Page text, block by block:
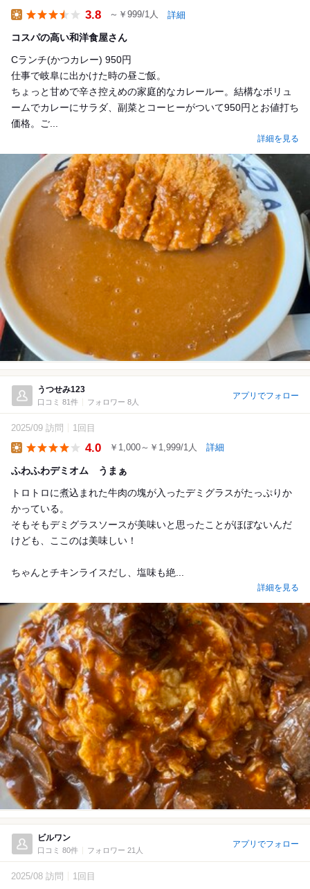
3.8 ～￥999/1人 詳細
コスパの高い和洋食屋さん
Cランチ(かつカレー) 950円
仕事で岐阜に出かけた時の昼ご飯。
ちょっと甘めで辛さ控えめの家庭的なカレールー。結構なボリュ
ームでカレーにサラダ、副菜とコーヒーがついて950円とお値打ち
価格。ご...
詳細を見る
うつせみ123
口コミ 81件 フォロワー 8人
アプリでフォロー
2025/09 訪問 1回目
4.0 ￥1,000～￥1,999/1人 詳細
ふわふわデミオム うまぁ
トロトロに煮込まれた牛肉の塊が入ったデミグラスがたっぷりか
かっている。
そもそもデミグラスソースが美味いと思ったことがほぼないんだ
けども、ここのは美味しい！
ちゃんとチキンライスだし、塩味も絶...
詳細を見る
ビルワン
口コミ 80件 フォロワー 21人
アプリでフォロー
2025/08 訪問 1回目